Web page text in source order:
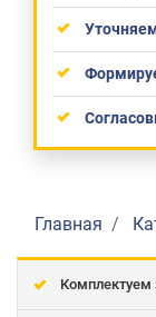
Главная
Комплектуем